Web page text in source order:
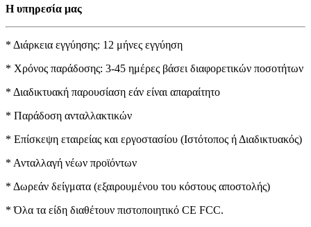
Η υπηρεσία μας
* Διάρκεια εγγύησης: 12 μήνες εγγύηση
* Χρόνος παράδοσης: 3-45 ημέρες βάσει διαφορετικών ποσοτήτων
* Διαδικτυακή παρουσίαση εάν είναι απαραίτητο
* Παράδοση ανταλλακτικών
* Επίσκεψη εταιρείας και εργοστασίου (Ιστότοπος ή Διαδικτυακός)
* Ανταλλαγή νέων προϊόντων
* Δωρεάν δείγματα (εξαιρουμένου του κόστους αποστολής)
* Όλα τα είδη διαθέτουν πιστοποιητικό CE FCC.